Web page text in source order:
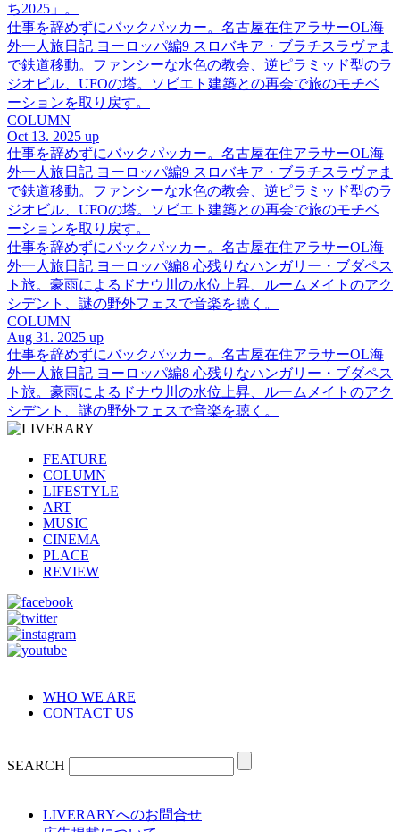
ち2025」。
仕事を辞めずにバックパッカー。名古屋在住アラサーOL海
外一人旅日記 ヨーロッパ編9 スロバキア・ブラチスラヴァま
で鉄道移動。ファンシーな水色の教会、逆ピラミッド型のラ
ジオビル、UFOの塔。ソビエト建築との再会で旅のモチベ
ーションを取り戻す。
COLUMN
Oct 13. 2025 up
仕事を辞めずにバックパッカー。名古屋在住アラサーOL海
外一人旅日記 ヨーロッパ編9 スロバキア・ブラチスラヴァま
で鉄道移動。ファンシーな水色の教会、逆ピラミッド型のラ
ジオビル、UFOの塔。ソビエト建築との再会で旅のモチベ
ーションを取り戻す。
仕事を辞めずにバックパッカー。名古屋在住アラサーOL海
外一人旅日記 ヨーロッパ編8 心残りなハンガリー・ブダペス
ト旅。豪雨によるドナウ川の水位上昇、ルームメイトのアク
シデント、謎の野外フェスで音楽を聴く。
COLUMN
Aug 31. 2025 up
仕事を辞めずにバックパッカー。名古屋在住アラサーOL海
外一人旅日記 ヨーロッパ編8 心残りなハンガリー・ブダペス
ト旅。豪雨によるドナウ川の水位上昇、ルームメイトのアク
シデント、謎の野外フェスで音楽を聴く。
FEATURE
COLUMN
LIFESTYLE
ART
MUSIC
CINEMA
PLACE
REVIEW
WHO WE ARE
CONTACT US
SEARCH
LIVERARYへのお問合せ